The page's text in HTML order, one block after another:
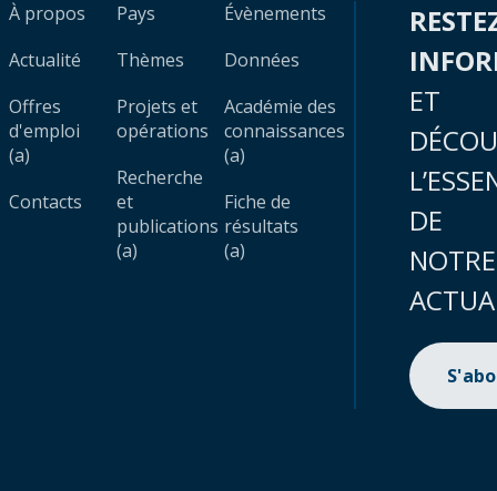
À propos
Actualité
Offres
d'emploi
(a)
Contacts
Pays
Thèmes
Projets et
opérations
Recherche
et
publications
(a)
Évènements
Données
Académie des
connaissances
(a)
Fiche de
résultats
(a)
ET
DE
NOTRE